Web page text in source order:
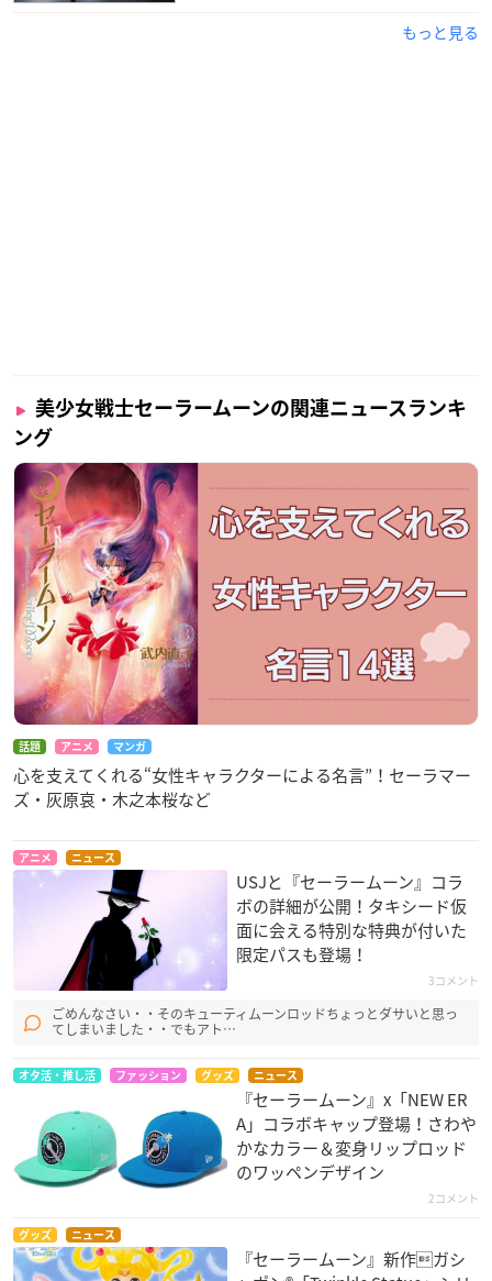
◎[寄稿&インタビュー]わたしと島本理生の幸福な関係もっと見る
美少女戦士セーラームーンの関連ニュースランキ
ング
話題 アニメ マンガ
心を支えてくれる“女性キャラクターによる名言”！セーラマー
ズ・灰原哀・木之本桜など
アニメ ニュース
USJと『セーラームーン』コラ
ボの詳細が公開！タキシード仮
面に会える特別な特典が付いた
限定パスも登場！
3コメント
ごめんなさい・・そのキューティムーンロッドちょっとダサいと思っ
てしまいました・・でもアト…
オタ活・推し活 ファッション グッズ ニュース
『セーラームーン』x「NEW ER
A」コラボキャップ登場！さわや
かなカラー＆変身リップロッド
のワッペンデザイン
2コメント
グッズ ニュース
『セーラームーン』新作ガシ